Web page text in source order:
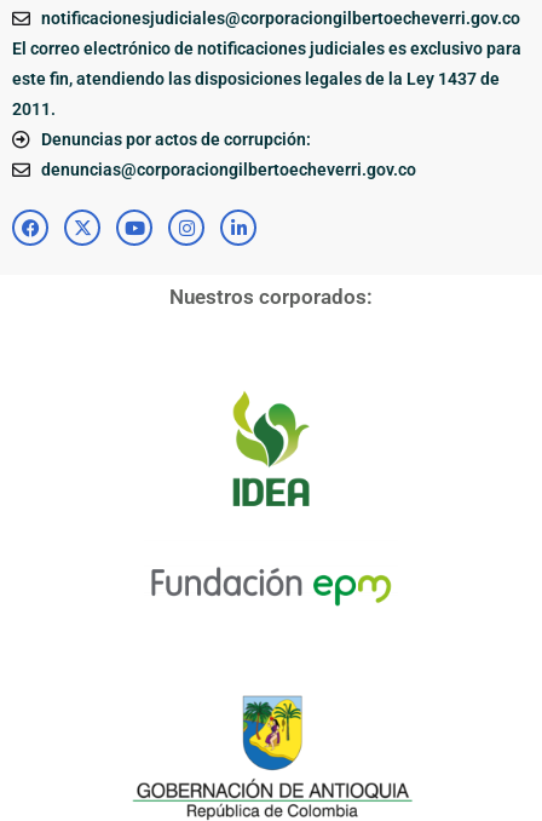
notificacionesjudiciales@corporaciongilbertoecheverri.gov.co
El correo electrónico de notificaciones judiciales es exclusivo para
este fin, atendiendo las disposiciones legales de la Ley 1437 de
2011.
Denuncias por actos de corrupción:
denuncias@corporaciongilbertoecheverri.gov.co
Nuestros corporados: